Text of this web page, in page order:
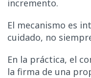
incremento.
El mecanismo es
cuidado, no
En la práctica, el
la firma de una